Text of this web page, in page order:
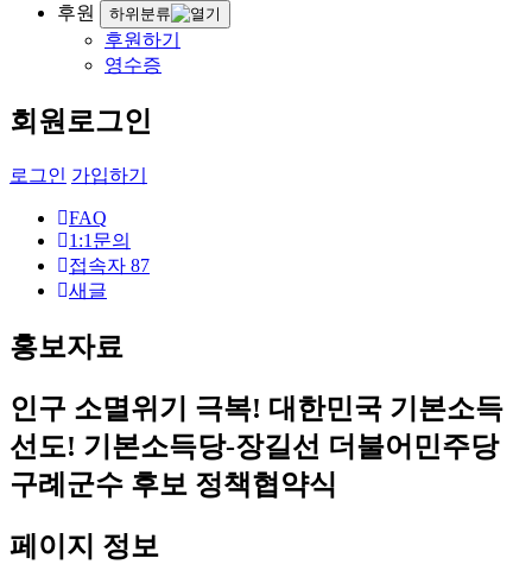
후원
하위분류
후원하기
영수증
회원로그인
로그인 가입하기
FAQ
1:1문의
접속자 87
새글
홍보자료
인구 소멸위기 극복! 대한민국 기본소득
선도! 기본소득당-장길선 더불어민주당
구례군수 후보 정책협약식
페이지 정보